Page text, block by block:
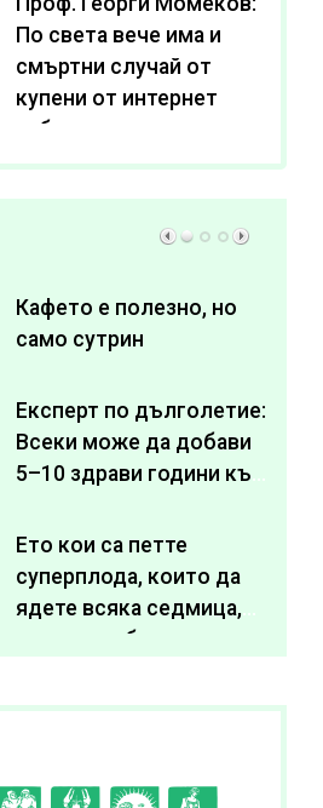
По света вече има и
смъртни случай от
купени от интернет
субстанции за
отслабване
Кафето е полезно, но
само сутрин
Експерт по дълголетие:
Всеки може да добави
5–10 здрави години към
Ето кои са петте
суперплода, които да
ядете всяка седмица,
за да подобрите